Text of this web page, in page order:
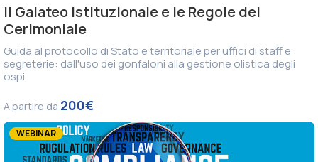
Il Galateo Istituzionale e le Regole del
Cerimoniale
Guida al protocollo di Stato e territoriale per uffici di staff e
segreterie: dall'uso dei gonfaloni alla gestione olistica degli
ospi
A partire da 200€
WEBINAR